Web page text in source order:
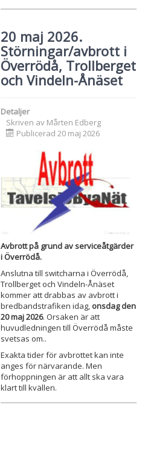
20 maj 2026.
Störningar/avbrott i
Överrödå, Trollberget
och Vindeln-Ånäset
Detaljer
Skriven av Mårten Edberg
Publicerad 20 maj 2026
Avbrott på grund av serviceåtgärder
i Överrödå.
Anslutna till switcharna i Överrödå,
Trollberget och Vindeln-Ånäset
kommer att drabbas av avbrott i
bredbandstrafiken idag, onsdag den
20 maj 2026. Orsaken är att
huvudledningen till Överrödå måste
svetsas om..
Exakta tider för avbrottet kan inte
anges för närvarande. Men
förhoppningen är att allt ska vara
klart till kvällen.